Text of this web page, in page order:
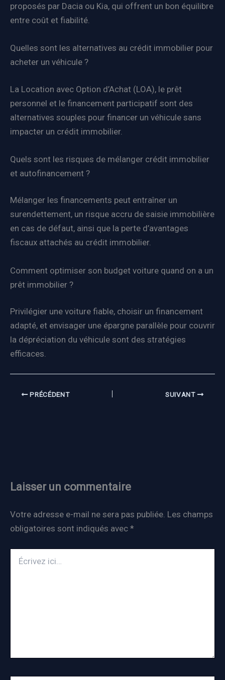
proposés par Dacia ou Kia, qui offrent un bon équilibre
entre coût et fiabilité.
Quelles sont les alternatives au crédit immobilier pour
acheter un véhicule ?
La Location avec Option d’Achat (LOA), le prêt
personnel et le financement participatif sont des
alternatives souples pour financer un véhicule sans
impacter un crédit immobilier.
Quels sont les risques de mélanger crédit immobilier
et autofinancement ?
Mélanger les financements peut entraîner un
surendettement, un risque accru de saisie immobilière
en cas de défaut, ainsi que la perte d’avantages
fiscaux attachés au crédit immobilier.
Comment optimiser son budget voiture quand on a un
prêt immobilier ?
Privilégier une voiture fiable, choisir un financement
adapté, et envisager une épargne parallèle pour couvrir
la dépréciation du véhicule sont des stratégies
efficaces.
PRÉCÉDENT SUIVANT
Laisser un commentaire
Votre adresse e-mail ne sera pas publiée. Les champs
obligatoires sont indiqués avec *
ici…